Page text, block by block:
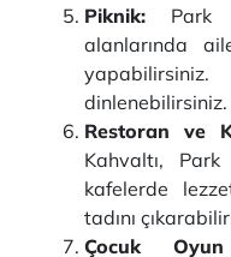
Piknik: Park
alanlarında
yapabilirsiniz.
dinlenebilirsiniz.
Restoran ve
Kahvaltı,
kafelerde
tadını
Çocuk